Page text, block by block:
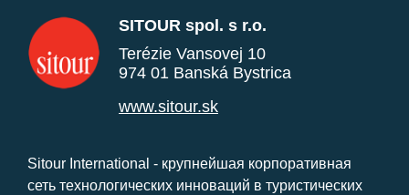
SITOUR spol. s r.o.
Terézie Vansovej 10
974 01 Banská Bystrica
www.sitour.sk
Sitour International - крупнейшая корпоративная
сеть технологических инноваций в туристических